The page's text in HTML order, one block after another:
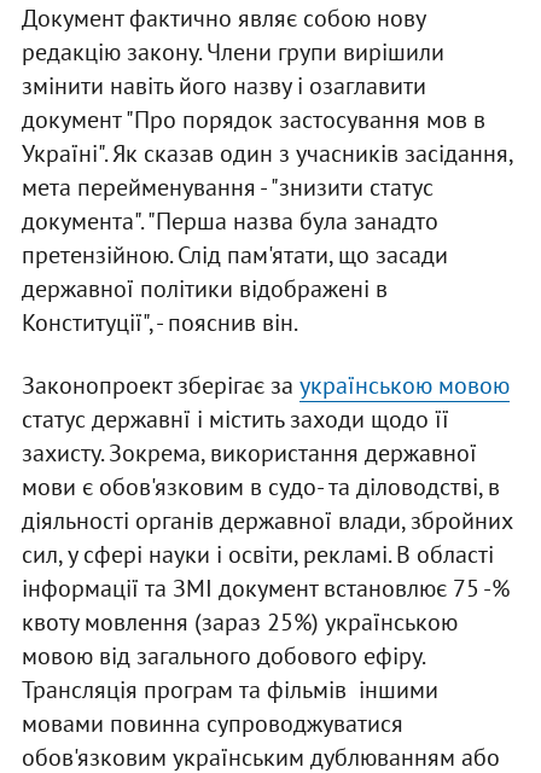
Документ фактично являє собою нову
редакцію закону. Члени групи вирішили
змінити навіть його назву і озаглавити
документ "Про порядок застосування мов в
Україні". Як сказав один з учасників засідання,
мета перейменування - "знизити статус
документа". "Перша назва була занадто
претензійною. Слід пам'ятати, що засади
державної політики відображені в
Конституції", - пояснив він.
Законопроект зберігає за українською мовою
статус державнї і містить заходи щодо її
захисту. Зокрема, використання державної
мови є обов'язковим в судо- та діловодстві, в
діяльності органів державної влади, збройних
сил, у сфері науки і освіти, рекламі. В області
інформації та ЗМІ документ встановлює 75 -%
квоту мовлення (зараз 25%) українською
мовою від загального добового ефіру.
Трансляція програм та фільмів іншими
мовами повинна супроводжуватися
обов'язковим українським дублюванням або